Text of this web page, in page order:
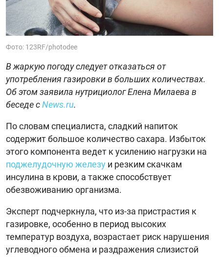
Фото: 123RF/photodee
В жаркую погоду следует отказаться от
употребления газировки в больших количествах.
Об этом заявила нутрициолог Елена Милаева в
беседе сNews.ru.
По словам специалиста, сладкий напиток
содержит большое количество сахара. Избыток
этого компонента ведет к усилению нагрузки на
поджелудочную железу и резким скачкам
инсулина в крови, а также способствует
обезвоживанию организма.
Эксперт подчеркнула, что из-за пристрастия к
газировке, особенно в период высоких
температур воздуха, возрастает риск нарушения
углеводного обмена и раздражения слизистой